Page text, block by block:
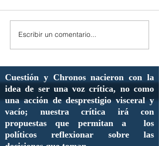
Escribir un comentario...
Cuestión y Chronos nacieron con la
idea de ser una voz crítica, no como
una acción de desprestigio visceral y
vacío; nuestra crítica irá con
propuestas que permitan a los
políticos reflexionar sobre las